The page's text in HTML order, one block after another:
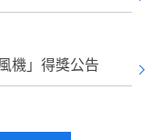
機」得獎公告